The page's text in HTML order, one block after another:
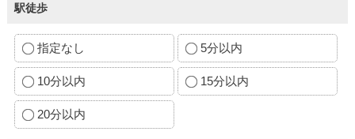
駅徒歩
指定なし 5分以内
10分以内 15分以内
20分以内